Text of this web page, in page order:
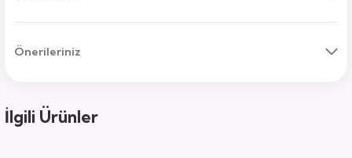
Önerileriniz
İlgili Ürünler